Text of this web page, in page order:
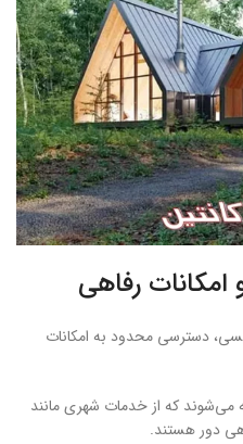
رفاهی
دسترسی محدود به امکانات
می‌شوند که از خدمات شهری مانند
دور هستند.